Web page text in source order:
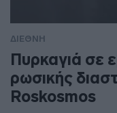
ΔΙΕΘΝΗ
Πυρκαγιά σε
ρωσικής
Roskosmos